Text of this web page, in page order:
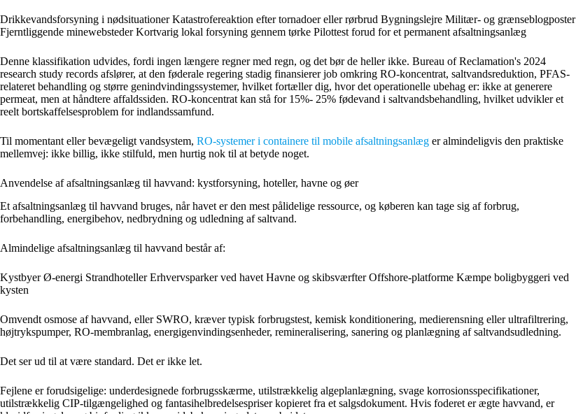
Drikkevandsforsyning i nødsituationer Katastrofereaktion efter tornadoer eller rørbrud Bygningslejre Militær- og grænseblogposter
Fjerntliggende minewebsteder Kortvarig lokal forsyning gennem tørke Pilottest forud for et permanent afsaltningsanlæg
Denne klassifikation udvides, fordi ingen længere regner med regn, og det bør de heller ikke. Bureau of Reclamation's 2024
research study records afslører, at den føderale regering stadig finansierer job omkring RO-koncentrat, saltvandsreduktion, PFAS-
relateret behandling og større genindvindingssystemer, hvilket fortæller dig, hvor det operationelle ubehag er: ikke at generere
permeat, men at håndtere affaldssiden. RO-koncentrat kan stå for 15%- 25% fødevand i saltvandsbehandling, hvilket udvikler et
reelt bortskaffelsesproblem for indlandssamfund.
Til momentant eller bevægeligt vandsystem, RO-systemer i containere til mobile afsaltningsanlæg er almindeligvis den praktiske
mellemvej: ikke billig, ikke stilfuld, men hurtig nok til at betyde noget.
Anvendelse af afsaltningsanlæg til havvand: kystforsyning, hoteller, havne og øer
Et afsaltningsanlæg til havvand bruges, når havet er den mest pålidelige ressource, og køberen kan tage sig af forbrug,
forbehandling, energibehov, nedbrydning og udledning af saltvand.
Almindelige afsaltningsanlæg til havvand består af:
Kystbyer Ø-energi Strandhoteller Erhvervsparker ved havet Havne og skibsværfter Offshore-platforme Kæmpe boligbyggeri ved
kysten
Omvendt osmose af havvand, eller SWRO, kræver typisk forbrugstest, kemisk konditionering, medierensning eller ultrafiltrering,
højtrykspumper, RO-membranlag, energigenvindingsenheder, remineralisering, sanering og planlægning af saltvandsudledning.
Det ser ud til at være standard. Det er ikke let.
Fejlene er forudsigelige: underdesignede forbrugsskærme, utilstrækkelig algeplanlægning, svage korrosionsspecifikationer,
utilstrækkelig CIP-tilgængelighed og fantasihelbredelsespriser kopieret fra et salgsdokument. Hvis foderet er ægte havvand, er